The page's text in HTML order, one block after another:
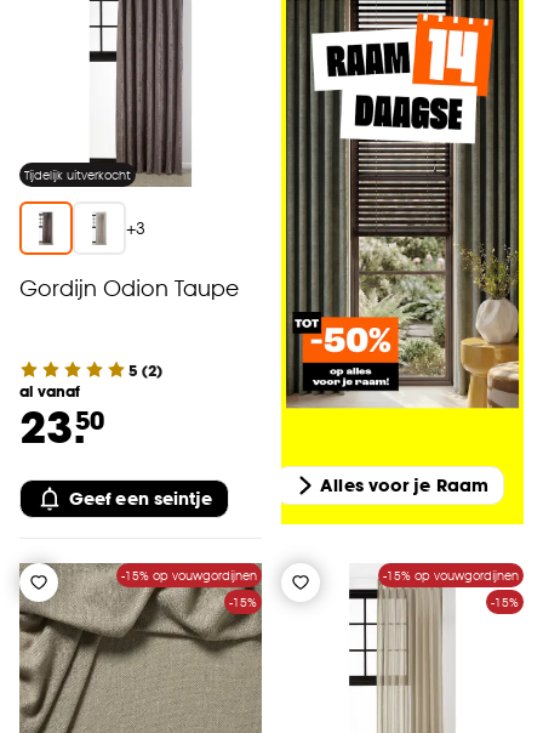
Tijdelijk uitverkocht
+3
Gordijn Odion Taupe
5 (2)
al vanaf
23.50
Geef een seintje
Alles voor je Raam
-15% op vouwgordijnen
-15%
-15% op vouwgordijnen
-15%